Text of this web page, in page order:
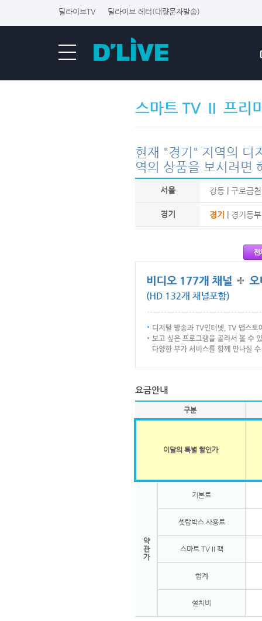
딜라이브TV 딜라이브 레터(대량문자발송)
현재 "경기" 지역의 디
역의 상품을 보시려면
서울 강동 구로금천
경기 경기 경기동부
구분
이달의 특별 할인가
약
관
가
기본료
셋탑박스 사용료
스마트 TV II 팩
합계
설치비